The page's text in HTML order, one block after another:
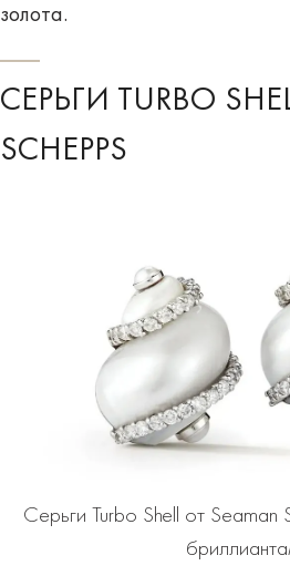
золота.
СЕРЬГИ TURBO
SCHEPPS
Серьги Turbo Shell от Seaman